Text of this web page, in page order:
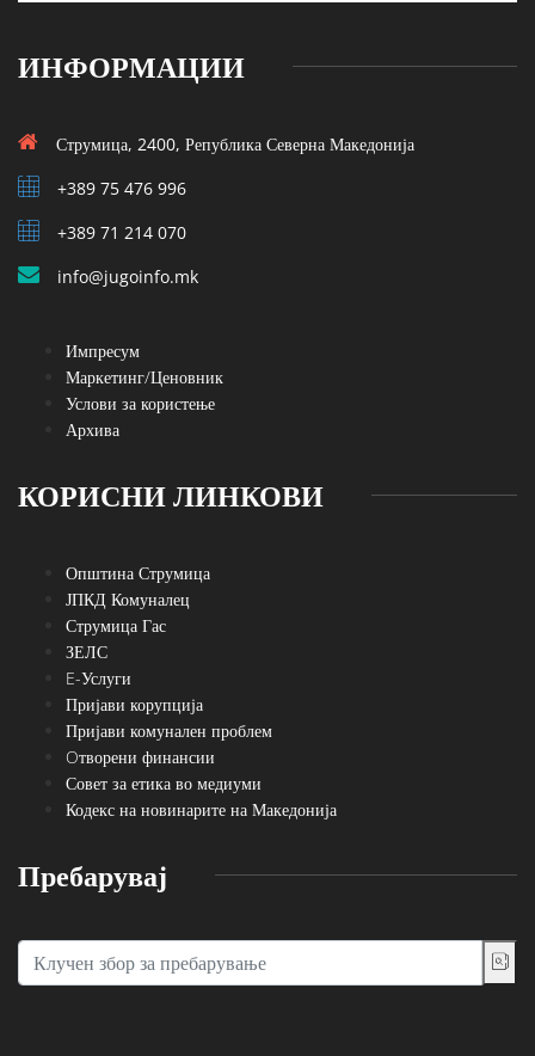
ИНФОРМАЦИИ
Струмица, 2400, Република Северна Македонија
+389 75 476 996
+389 71 214 070
info@jugoinfo.mk
Импресум
Маркетинг/Ценовник
Услови за користење
Архива
КОРИСНИ ЛИНКОВИ
Општина Струмица
ЈПКД Комуналец
Струмица Гас
ЗЕЛС
E-Услуги
Пријави корупција
Пријави комунален проблем
Oтворени финансии
Совет за етика во медиуми
Кодекс на новинарите на Македонија
Пребарувај